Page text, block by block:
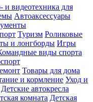
и видеотехника для
Автоаксессуары
Туризм Роликовые
и лонгборды Игры
виды спорта
Товары для дома
и кормление Уход и
Детские автокресла
комната Детская